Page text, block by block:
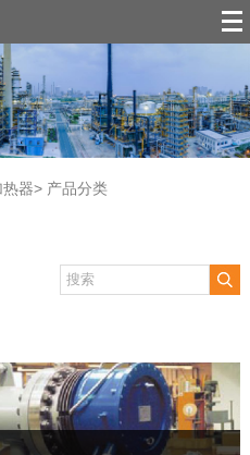
器> 产品分类